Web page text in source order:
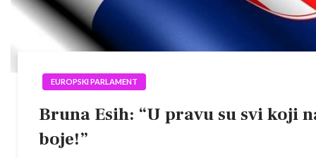
EUROPSKI PARLAMENT
Bruna Esih: “U pravu su svi koji
boje!”